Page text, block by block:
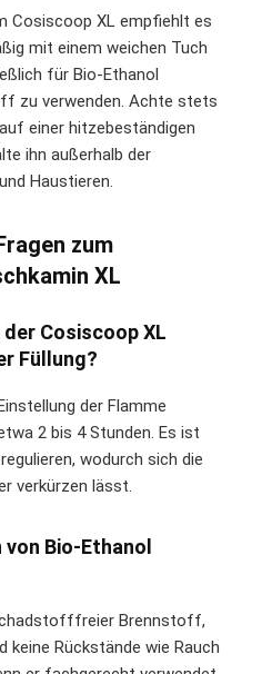
Cosiscoop XL empfiehlt es
mit einem weichen Tuch
für Bio-Ethanol
zu verwenden. Achte stets
einer hitzebeständigen
ihn außerhalb der
Haustieren.
zum
XL
Cosiscoop XL
Füllung?
der Flamme
2 bis 4 Stunden. Es ist
wodurch sich die
verkürzen lässt.
Bio-Ethanol
Brennstoff,
keine Rückstände wie Rauch